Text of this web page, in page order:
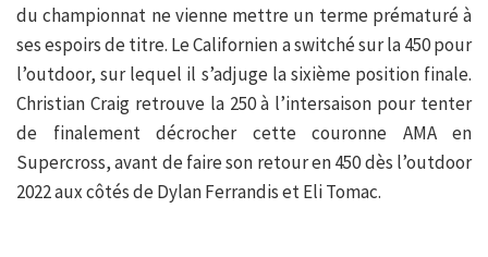
du championnat ne vienne mettre un terme prématuré à
ses espoirs de titre. Le Californien a switché sur la 450 pour
l’outdoor, sur lequel il s’adjuge la sixième position finale.
Christian Craig retrouve la 250 à l’intersaison pour tenter
de finalement décrocher cette couronne AMA en
Supercross, avant de faire son retour en 450 dès l’outdoor
2022 aux côtés de Dylan Ferrandis et Eli Tomac.